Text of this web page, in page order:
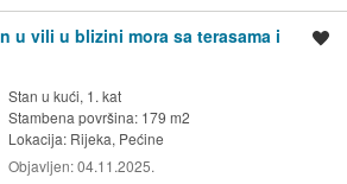
u vili u blizini mora sa terasama i
Stan u kući, 1. kat
Stambena površina: 179 m2
Lokacija: Rijeka, Pećine
Objavljen:04.11.2025.